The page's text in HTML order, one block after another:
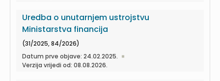
Uredba o unutarnjem ustrojstvu
Ministarstva financija
(31/2025, 84/2026)
Datum prve objave: 24.02.2025.
Verzija vrijedi od: 08.08.2026.